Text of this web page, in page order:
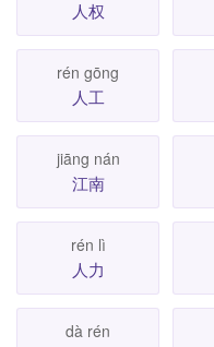
人权
rén gōng
人工
jiāng nán
江南
rén lì
人力
dà rén